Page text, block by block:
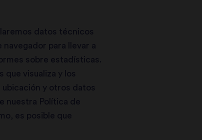
datos técnicos
para llevar a
sobre estadísticas.
que visualiza y los
y otros datos
nuestra Política de
es posible que